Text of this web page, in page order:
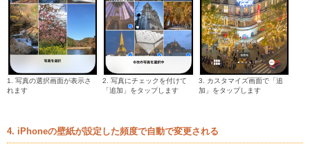
1. 写真の選択画面が表示さ
れます
2. 写真にチェックを付けて
「追加」をタップします
3. カスタマイズ画面で「追
加」をタップします
4. iPhoneの壁紙が設定した頻度で自動で変更される